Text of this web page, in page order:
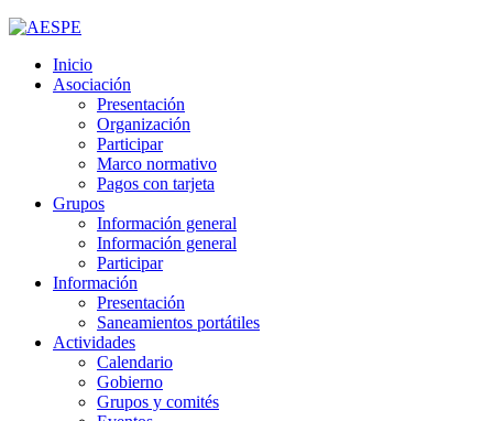
Inicio
Asociación
Presentación
Organización
Participar
Marco normativo
Pagos con tarjeta
Grupos
Información general
Información general
Participar
Información
Presentación
Saneamientos portátiles
Actividades
Calendario
Gobierno
Grupos y comités